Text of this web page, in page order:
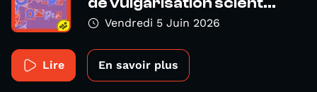
Vendredi 5 Juin 2026
Lire En savoir plus